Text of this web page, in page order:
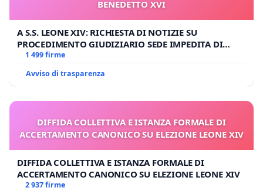
BENEDETTO XVI
A S.S. LEONE XIV: RICHIESTA DI NOTIZIE SU
PROCEDIMENTO GIUDIZIARIO SEDE IMPEDITA DI
BENEDETTO XVI
1 499 firme
Avviso di trasparenza
DIFFIDA COLLETTIVA E ISTANZA FORMALE DI
ACCERTAMENTO CANONICO SU ELEZIONE LEONE XIV
DIFFIDA COLLETTIVA E ISTANZA FORMALE DI
ACCERTAMENTO CANONICO SU ELEZIONE LEONE XIV
2 937 firme